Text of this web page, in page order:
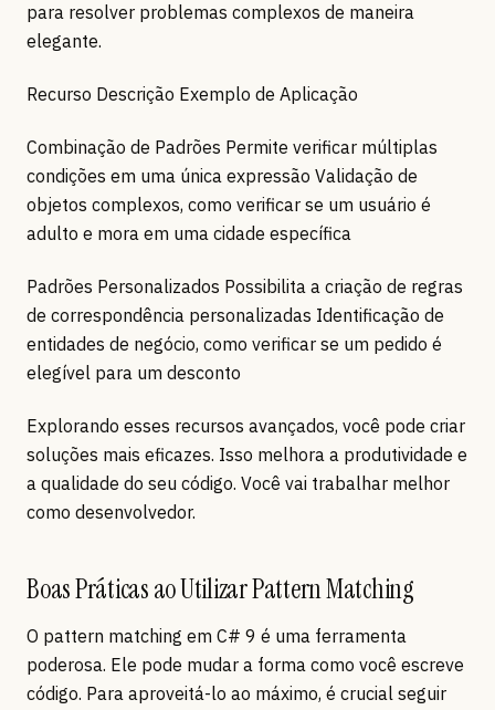
para resolver problemas complexos de maneira
elegante.
Recurso Descrição Exemplo de Aplicação
Combinação de Padrões Permite verificar múltiplas
condições em uma única expressão Validação de
objetos complexos, como verificar se um usuário é
adulto e mora em uma cidade específica
Padrões Personalizados Possibilita a criação de regras
de correspondência personalizadas Identificação de
entidades de negócio, como verificar se um pedido é
elegível para um desconto
Explorando esses recursos avançados, você pode criar
soluções mais eficazes. Isso melhora a produtividade e
a qualidade do seu código. Você vai trabalhar melhor
como desenvolvedor.
Boas Práticas ao Utilizar Pattern Matching
O pattern matching em C# 9 é uma ferramenta
poderosa. Ele pode mudar a forma como você escreve
código. Para aproveitá-lo ao máximo, é crucial seguir